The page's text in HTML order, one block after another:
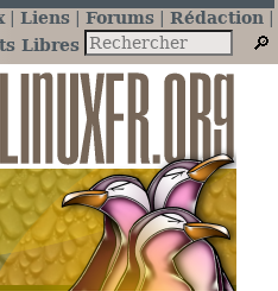
Liens Forums
Rédaction
Libres